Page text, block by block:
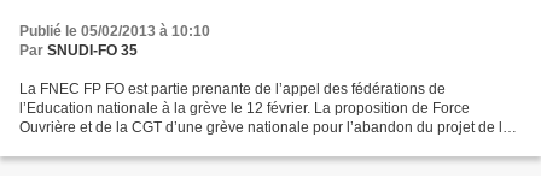
Publié le 05/02/2013 à 10:10
Par SNUDI-FO 35
La FNEC FP FO est partie prenante de l’appel des fédérations de
l’Education nationale à la grève le 12 février. La proposition de Force
Ouvrière et de la CGT d’une grève nationale pour l’abandon du projet de loi